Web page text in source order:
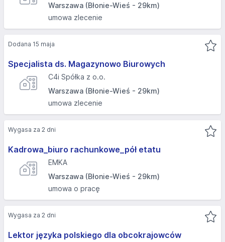
Warszawa (Błonie-Wieś - 29km)
umowa zlecenie
Specjalista ds. Magazynowo Biurowych
C4i Spółka z o.o.
Warszawa (Błonie-Wieś - 29km)
umowa zlecenie
Dodana 15 maja
Kadrowa_biuro rachunkowe_pół etatu
EMKA
Warszawa (Błonie-Wieś - 29km)
umowa o pracę
Wygasa za 2 dni
Lektor języka polskiego dla obcokrajowców
Wygasa za 2 dni